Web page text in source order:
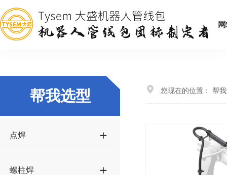
帮我选型
点焊
螺柱焊
您现在的位置： 帮